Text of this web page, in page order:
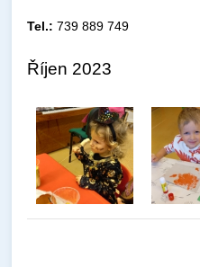
Tel.: 739 889 749
Říjen 2023